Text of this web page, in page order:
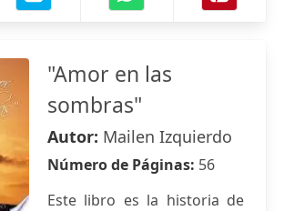
"Amor en las
sombras"
Autor: Mailen Izquierdo
Número de Páginas: 56
Este libro es la historia de